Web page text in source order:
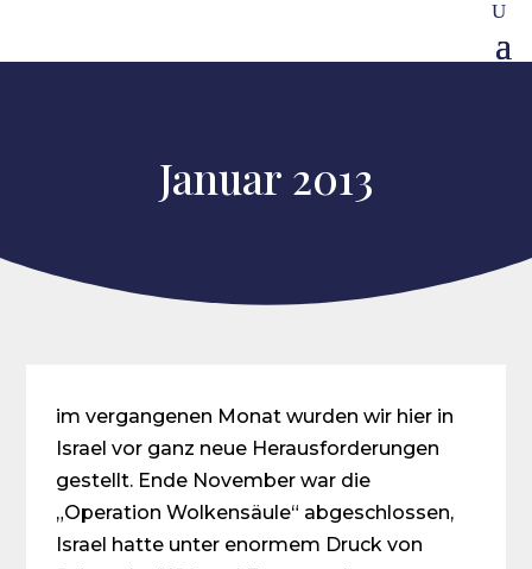
Januar 2013
im vergangenen Monat wurden wir hier in
Israel vor ganz neue Herausforderungen
gestellt. Ende November war die
„Operation Wolkensäule“ abgeschlossen,
Israel hatte unter enormem Druck von